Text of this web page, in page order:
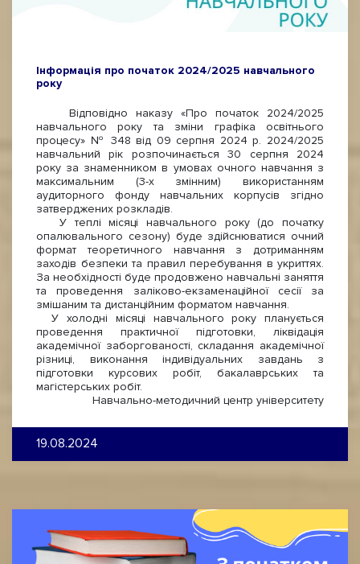
Інформація про початок 2024/2025 навчального
року
Відповідно наказу «Про початок 2024/2025
навчального року та зміни графіка освітнього
процесу» № 348 від 09 серпня 2024 р. 2024/2025
навчальний рік розпочинається 30 серпня 2024
року за знаменником в умовах очного навчання з
максимальним (3-х змінним) використанням
аудиторного фонду навчальних корпусів згідно
затверджених розкладів.
У теплі місяці навчального року (до початку
опалювального сезону) буде здійснюватися очний
формат теоретичного навчання з дотриманням
заходів безпеки та правил перебування в укриттях.
За необхідності буде продовжено навчальні заняття
та проведення заліково-екзаменаційної сесії за
змішаним та дистанційним форматом навчання.
У холодні місяці навчального року планується
проведення практичної підготовки, ліквідація
академічної заборгованості, складання академічної
різниці, виконання індивідуальних завдань з
підготовки курсових робіт, бакалаврських та
магістерських робіт.
Навчально-методичний центр університету
19.08.2024